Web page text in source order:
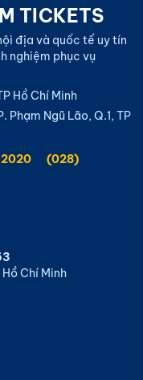
TICKETS
địa và quốc tế uy tín
nghiệm phục vụ
Hồ Chí Minh
Phạm Ngũ Lão, Q.1, TP
(028)
Chí Minh